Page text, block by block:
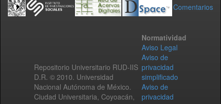
Comentarios
Repositorio Universitario RUD-IIS
D.R. © 2010. Universidad
Nacional Autónoma de México.
Ciudad Universitaria, Coyoacán,
Normatividad
Aviso Legal
Aviso de
privacidad
simplificado
Aviso de
privacidad